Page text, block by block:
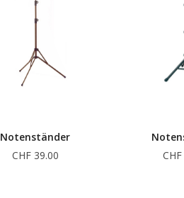
Notenständer
CHF 39.00